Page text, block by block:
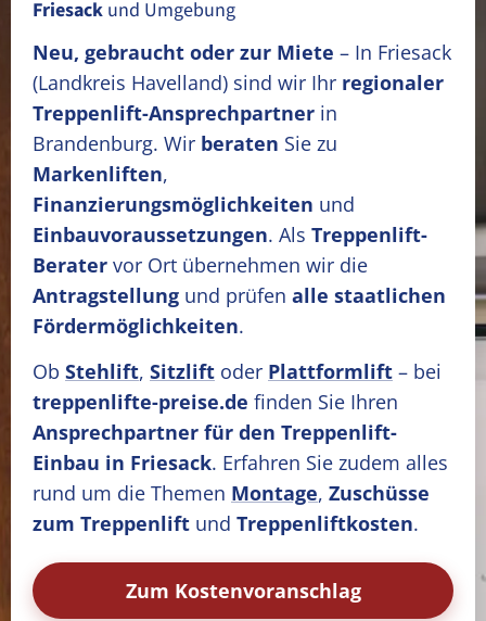
Friesack und Umgebung
Neu, gebraucht oder zur Miete – In Friesack
(Landkreis Havelland) sind wir Ihr regionaler
Treppenlift-Ansprechpartner in
Brandenburg. Wir beraten Sie zu
Markenliften,
Finanzierungsmöglichkeiten und
Einbauvoraussetzungen. Als Treppenlift-
Berater vor Ort übernehmen wir die
Antragstellung und prüfen alle staatlichen
Fördermöglichkeiten.
Ob Stehlift, Sitzlift oder Plattformlift – bei
treppenlifte-preise.de finden Sie Ihren
Ansprechpartner für den Treppenlift-
Einbau in Friesack. Erfahren Sie zudem alles
rund um die Themen Montage, Zuschüsse
zum Treppenlift und Treppenliftkosten.
Zum Kostenvoranschlag